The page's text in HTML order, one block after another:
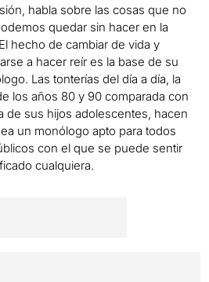
habla sobre las cosas que no
quedar sin hacer en la
hecho de cambiar de vida y
a hacer reír es la base de su
Las tonterías del día a día, la
los años 80 y 90 comparada con
de sus hijos adolescentes, hacen
un monólogo apto para todos
con el que se puede sentir
cualquiera.